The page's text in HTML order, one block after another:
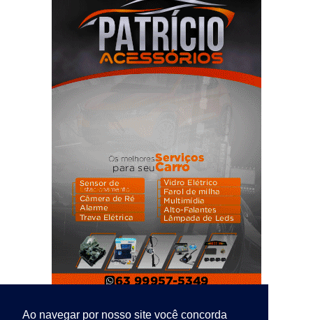
Ao navegar por nosso site você concorda